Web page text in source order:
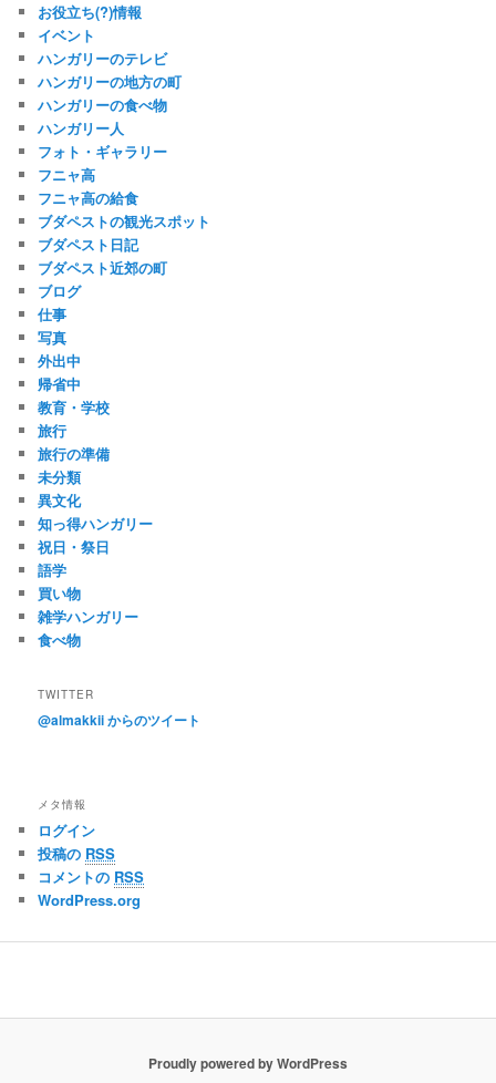
お役立ち(?)情報
イベント
ハンガリーのテレビ
ハンガリーの地方の町
ハンガリーの食べ物
ハンガリー人
フォト・ギャラリー
フニャ高
フニャ高の給食
ブダペストの観光スポット
ブダペスト日記
ブダペスト近郊の町
ブログ
仕事
写真
外出中
帰省中
教育・学校
旅行
旅行の準備
未分類
異文化
知っ得ハンガリー
祝日・祭日
語学
買い物
雑学ハンガリー
食べ物
TWITTER
@almakkii からのツイート
メタ情報
ログイン
投稿の RSS
コメントの RSS
WordPress.org
Proudly powered by WordPress